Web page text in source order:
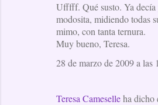
Ufffff. Qué susto. Ya decía
modosita, midiendo todas
mimo, con tanta ternura.
Muy bueno, Teresa.
28 de marzo de 2009 a las
Teresa Cameselleha